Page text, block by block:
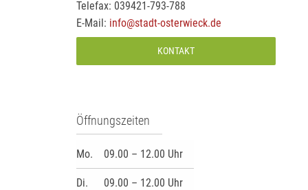
Telefax: 039421-793-788
E-Mail: info@stadt-osterwieck.de
KONTAKT
Öffnungszeiten
Mo. 09.00 – 12.00 Uhr
Di.
09.00 – 12.00 Uhr